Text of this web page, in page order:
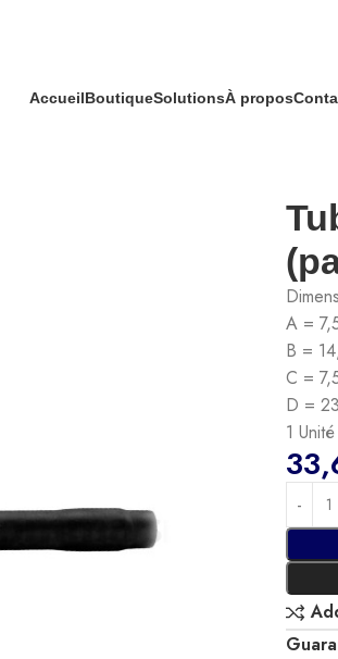
AccueilBoutiqueSolutionsÀ propos
A =
B =
C =
D =
1